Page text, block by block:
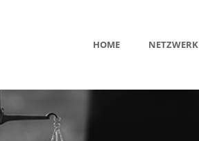
HOME NETZWERK